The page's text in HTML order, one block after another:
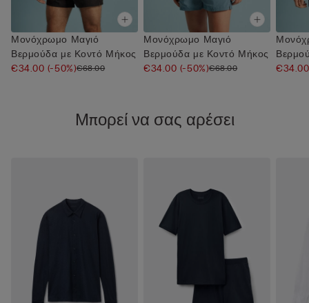
Μονόχρωμο Μαγιό
Βερμούδα με Κοντό Μήκος
€34.00 (-50%)€68.00
Μονόχρωμο Μαγιό
Βερμούδα με Κοντό Μήκος
€34.00 (-50%)€68.00
Μπορεί να σας αρέσει